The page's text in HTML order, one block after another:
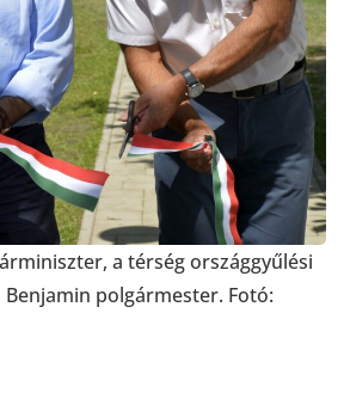
a térség országgyűlési
Benjamin polgármester. Fotó: